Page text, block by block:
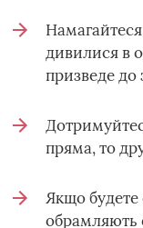
дивилися в
призведе до
пряма, то
Якщо будете
обрамляють